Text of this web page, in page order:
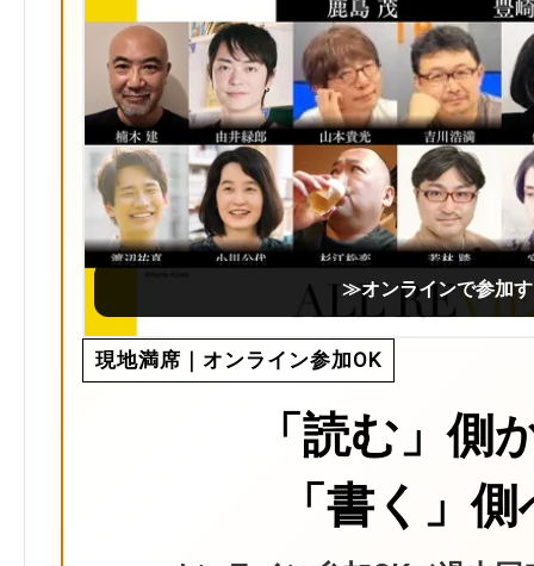
≫オンラインで参加
現地満席｜オンライン参加OK
「読む」側
「書く」